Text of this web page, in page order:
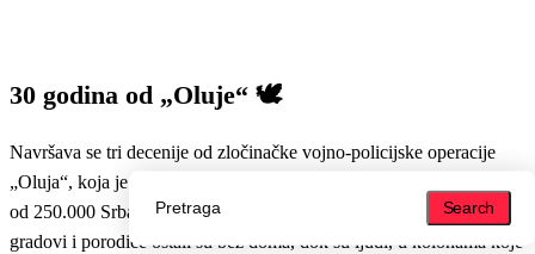
Search
Search
30 godina od „Oluje“ 🕊️
Navršava se tri decenije od zločinačke vojno-policijske operacije
„Oluja“, koja je avgusta 1995. godine zauvek promenila živote više
od 250.000 Srba iz Krajine. U tom razornom pogromu, čitava sela,
gradovi i porodice ostali su bez doma, dok su ljudi, u kolonama koje